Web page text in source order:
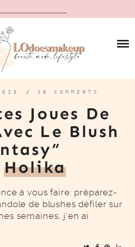
/ 18 COMMENTS
Joues De
Le Blush
Holika
à vous faire: préparez-
de blushes défiler sur
semaines, j’en ai